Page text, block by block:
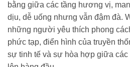
bằng giữa các tầng hương vị,
dịu, dễ uống nhưng vẫn đậm đà.
những người yêu thích phong
phức tạp, điển hình của truyền
sự tinh tế và sự hòa hợp giữa